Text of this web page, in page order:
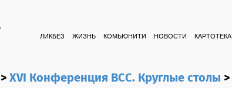
ЛИКБЕЗ ЖИЗНЬ КОМЬЮНИТИ НОВОСТИ КАРТОТЕКА
>XVI Конференция ВСС. Круглые столы>